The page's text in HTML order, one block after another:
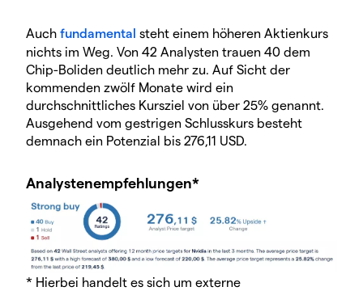
Auch fundamental steht einem höheren Aktienkurs
nichts im Weg. Von 42 Analysten trauen 40 dem
Chip-Boliden deutlich mehr zu. Auf Sicht der
kommenden zwölf Monate wird ein
durchschnittliches Kursziel von über 25% genannt.
Ausgehend vom gestrigen Schlusskurs besteht
demnach ein Potenzial bis 276,11 USD.
Analystenempfehlungen*
* Hierbei handelt es sich um externe